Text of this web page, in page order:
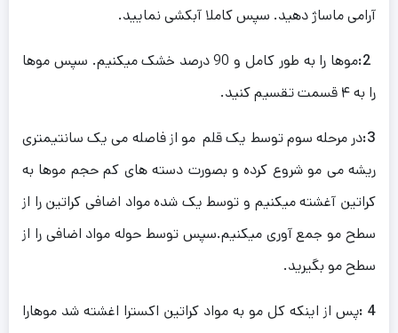
آرامی ماساژ دهید. سپس کاملا آبکشی نمایید.
موها را به طور کامل و 90 درصد خشک میکنیم. سپس موها
را به ۴ قسمت تقسیم کنید.
3: در مرحله سوم توسط یک قلم مو از فاصله می یک سانتیمتری
ریشه می مو شروع کرده و بصورت دسته های کم حجم موها به
کراتین آغشته میکنیم و توسط یک شده مواد اضافی کراتین را از
سطح مو جمع آوری میکنیم.سپس توسط حوله مواد اضافی را از
سطح مو بگیرید.
4 : پس از اینکه کل مو به مواد کراتین اکسترا اغشته شد موهارا